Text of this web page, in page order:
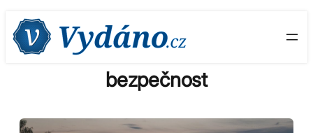
Skip
to
content
bezpečnost